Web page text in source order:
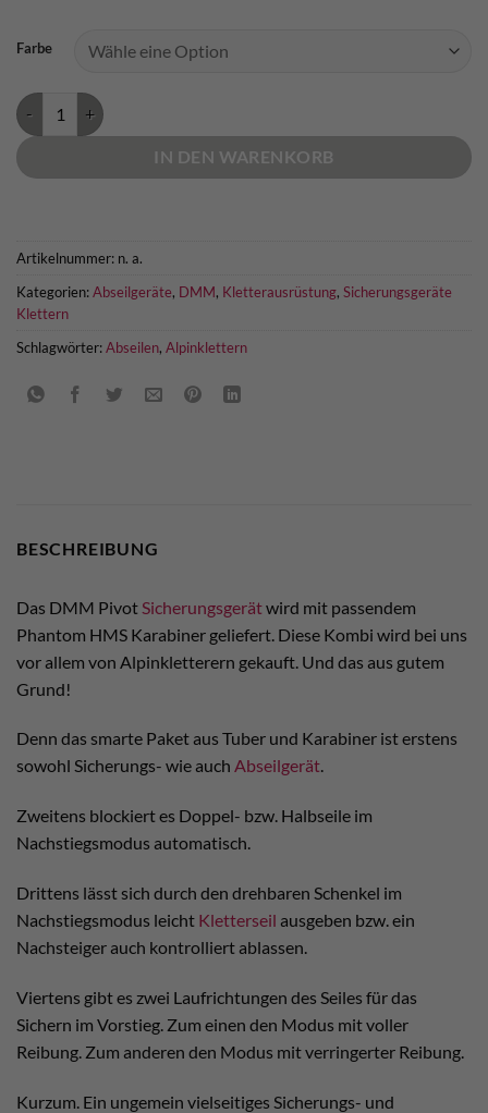
Farbe
DMM Pivot Sicherungsgerät Menge
IN DEN WARENKORB
Artikelnummer: n. a.
Kategorien:Abseilgeräte, DMM, Kletterausrüstung, Sicherungsgeräte
Klettern
Schlagwörter:Abseilen, Alpinklettern
BESCHREIBUNG
Das DMM Pivot Sicherungsgerätwird mit passendem
Phantom HMS Karabiner geliefert. Diese Kombi wird bei uns
vor allem von Alpinkletterern gekauft. Und das aus gutem
Grund!
Denn das smarte Paket aus Tuber und Karabiner ist erstens
sowohl Sicherungs- wie auch Abseilgerät.
Zweitens blockiert es Doppel- bzw. Halbseile im
Nachstiegsmodus automatisch.
Drittens lässt sich durch den drehbaren Schenkel im
Nachstiegsmodus leicht Kletterseil ausgeben bzw. ein
Nachsteiger auch kontrolliert ablassen.
Viertens gibt es zwei Laufrichtungen des Seiles für das
Sichern im Vorstieg. Zum einen den Modus mit voller
Reibung. Zum anderen den Modus mit verringerter Reibung.
Kurzum. Ein ungemein vielseitiges Sicherungs- und